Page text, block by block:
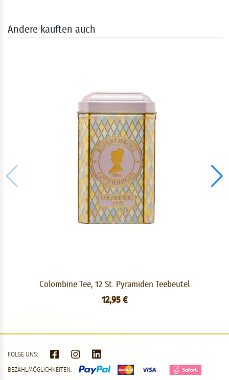
Andere kauften auch
Colombine Tee, 12 St. Pyramiden Teebeutel
12,95 €
FOLGE UNS:
BEZAHLMÖGLICHKEITEN: